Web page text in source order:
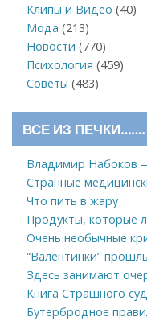
Клипы и Видео (40)
Мода (213)
Новости (770)
Психология (459)
Советы (483)
ВСЕ ИЗ ПЕЧКИ…….
Владимир Набоков
Странные
Что пить в жару
Продукты, которые
Очень необычные
“Валентинки”
Здесь занимают
Книга Страшного
Бутербродное